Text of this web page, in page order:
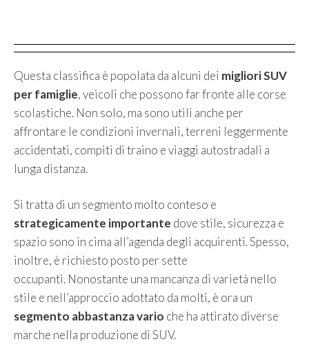
Questa classifica è popolata da alcuni dei migliori SUV
per famiglie, veicoli che possono far fronte alle corse
scolastiche. Non solo, ma sono utili anche per
affrontare le condizioni invernali, terreni leggermente
accidentati, compiti di traino e viaggi autostradali a
lunga distanza.
Si tratta di un segmento molto conteso e
strategicamente importante dove stile, sicurezza e
spazio sono in cima all’agenda degli acquirenti. Spesso,
inoltre, è richiesto posto per sette
occupanti. Nonostante una mancanza di varietà nello
stile e nell’approccio adottato da molti, è ora un
segmento abbastanza vario che ha attirato diverse
marche nella produzione di SUV.